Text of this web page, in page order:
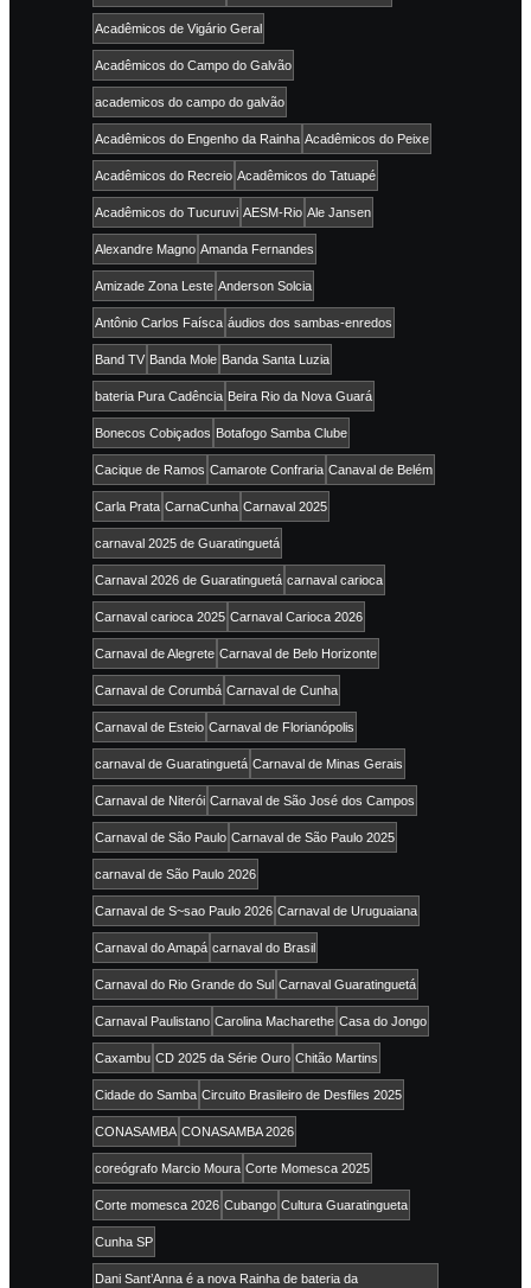
Acadêmicos de Vigário Geral
Acadêmicos do Campo do Galvão
academicos do campo do galvão
Acadêmicos do Engenho da Rainha Acadêmicos do Peixe
Acadêmicos do Recreio Acadêmicos do Tatuapé
Acadêmicos do Tucuruvi AESM-Rio Ale Jansen
Alexandre Magno Amanda Fernandes
Amizade Zona Leste Anderson Solcia
Antônio Carlos Faísca áudios dos sambas-enredos
Band TV Banda Mole Banda Santa Luzia
bateria Pura Cadência Beira Rio da Nova Guará
Bonecos Cobiçados Botafogo Samba Clube
Cacique de Ramos Camarote Confraria Canaval de Belém
Carla Prata CarnaCunha Carnaval 2025
carnaval 2025 de Guaratinguetá
Carnaval 2026 de Guaratinguetá carnaval carioca
Carnaval carioca 2025 Carnaval Carioca 2026
Carnaval de Alegrete Carnaval de Belo Horizonte
Carnaval de Corumbá Carnaval de Cunha
Carnaval de Esteio Carnaval de Florianópolis
carnaval de Guaratinguetá Carnaval de Minas Gerais
Carnaval de Niterói Carnaval de São José dos Campos
Carnaval de São Paulo Carnaval de São Paulo 2025
carnaval de São Paulo 2026
Carnaval de S~sao Paulo 2026 Carnaval de Uruguaiana
Carnaval do Amapá carnaval do Brasil
Carnaval do Rio Grande do Sul Carnaval Guaratinguetá
Carnaval Paulistano Carolina Macharethe Casa do Jongo
Caxambu CD 2025 da Série Ouro Chitão Martins
Cidade do Samba Circuito Brasileiro de Desfiles 2025
CONASAMBA CONASAMBA 2026
coreógrafo Marcio Moura Corte Momesca 2025
Corte momesca 2026 Cubango Cultura Guaratingueta
Cunha SP
Dani Sant’Anna é a nova Rainha de bateria da